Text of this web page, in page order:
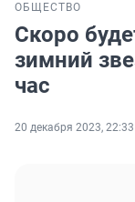
ОБЩЕСТВО
Скоро
зимний
час
20 декабря 2023, 22:33